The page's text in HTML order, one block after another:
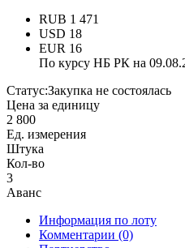
RUB 1 471
USD 18
EUR 16
По курсу НБ РК на
Статус:Закупка не состоялась
Цена за единицу
2 800
Ед. измерения
Штука
Кол-во
3
Аванс
Информация по лоту
Комментарии (0)